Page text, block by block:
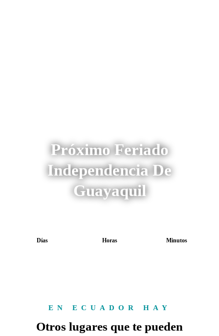
Próximo Feriado
Independencia De
Guayaquil
Días Horas Minutos
EN ECUADOR HAY
Otros lugares que te pueden